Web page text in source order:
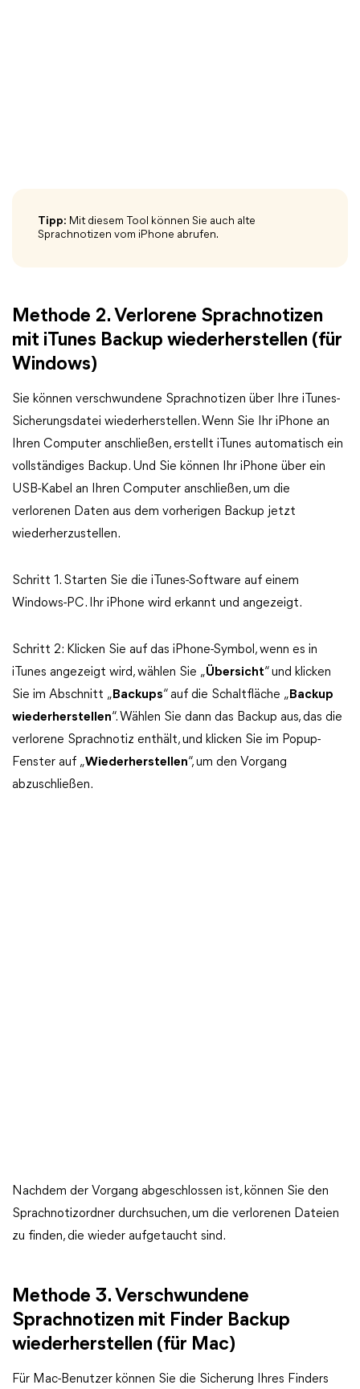
Tipp: Mit diesem Tool können Sie auch alte
Sprachnotizen vom iPhone abrufen.
Methode 2. Verlorene Sprachnotizen
mit iTunes Backup wiederherstellen (für
Windows)
Sie können verschwundene Sprachnotizen über Ihre iTunes-
Sicherungsdatei wiederherstellen. Wenn Sie Ihr iPhone an
Ihren Computer anschließen, erstellt iTunes automatisch ein
vollständiges Backup. Und Sie können Ihr iPhone über ein
USB-Kabel an Ihren Computer anschließen, um die
verlorenen Daten aus dem vorherigen Backup jetzt
wiederherzustellen.
Schritt 1. Starten Sie die iTunes-Software auf einem
Windows-PC. Ihr iPhone wird erkannt und angezeigt.
Schritt 2: Klicken Sie auf das iPhone-Symbol, wenn es in
iTunes angezeigt wird, wählen Sie „Übersicht“ und klicken
Sie im Abschnitt „ Backups“ auf die Schaltfläche „ Backup
wiederherstellen“. Wählen Sie dann das Backup aus, das die
verlorene Sprachnotiz enthält, und klicken Sie im Popup-
Fenster auf „Wiederherstellen“, um den Vorgang
abzuschließen.
Nachdem der Vorgang abgeschlossen ist, können Sie den
Sprachnotizordner durchsuchen, um die verlorenen Dateien
zu finden, die wieder aufgetaucht sind.
Methode 3. Verschwundene
Sprachnotizen mit Finder Backup
wiederherstellen (für Mac)
Für Mac-Benutzer können Sie die Sicherung Ihres Finders